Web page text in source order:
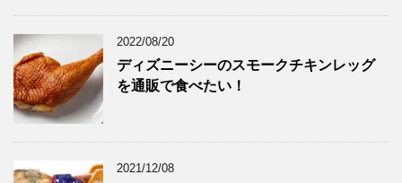
2022/08/20
ディズニーシーのスモークチキンレッグ
を通販で食べたい！
2021/12/08